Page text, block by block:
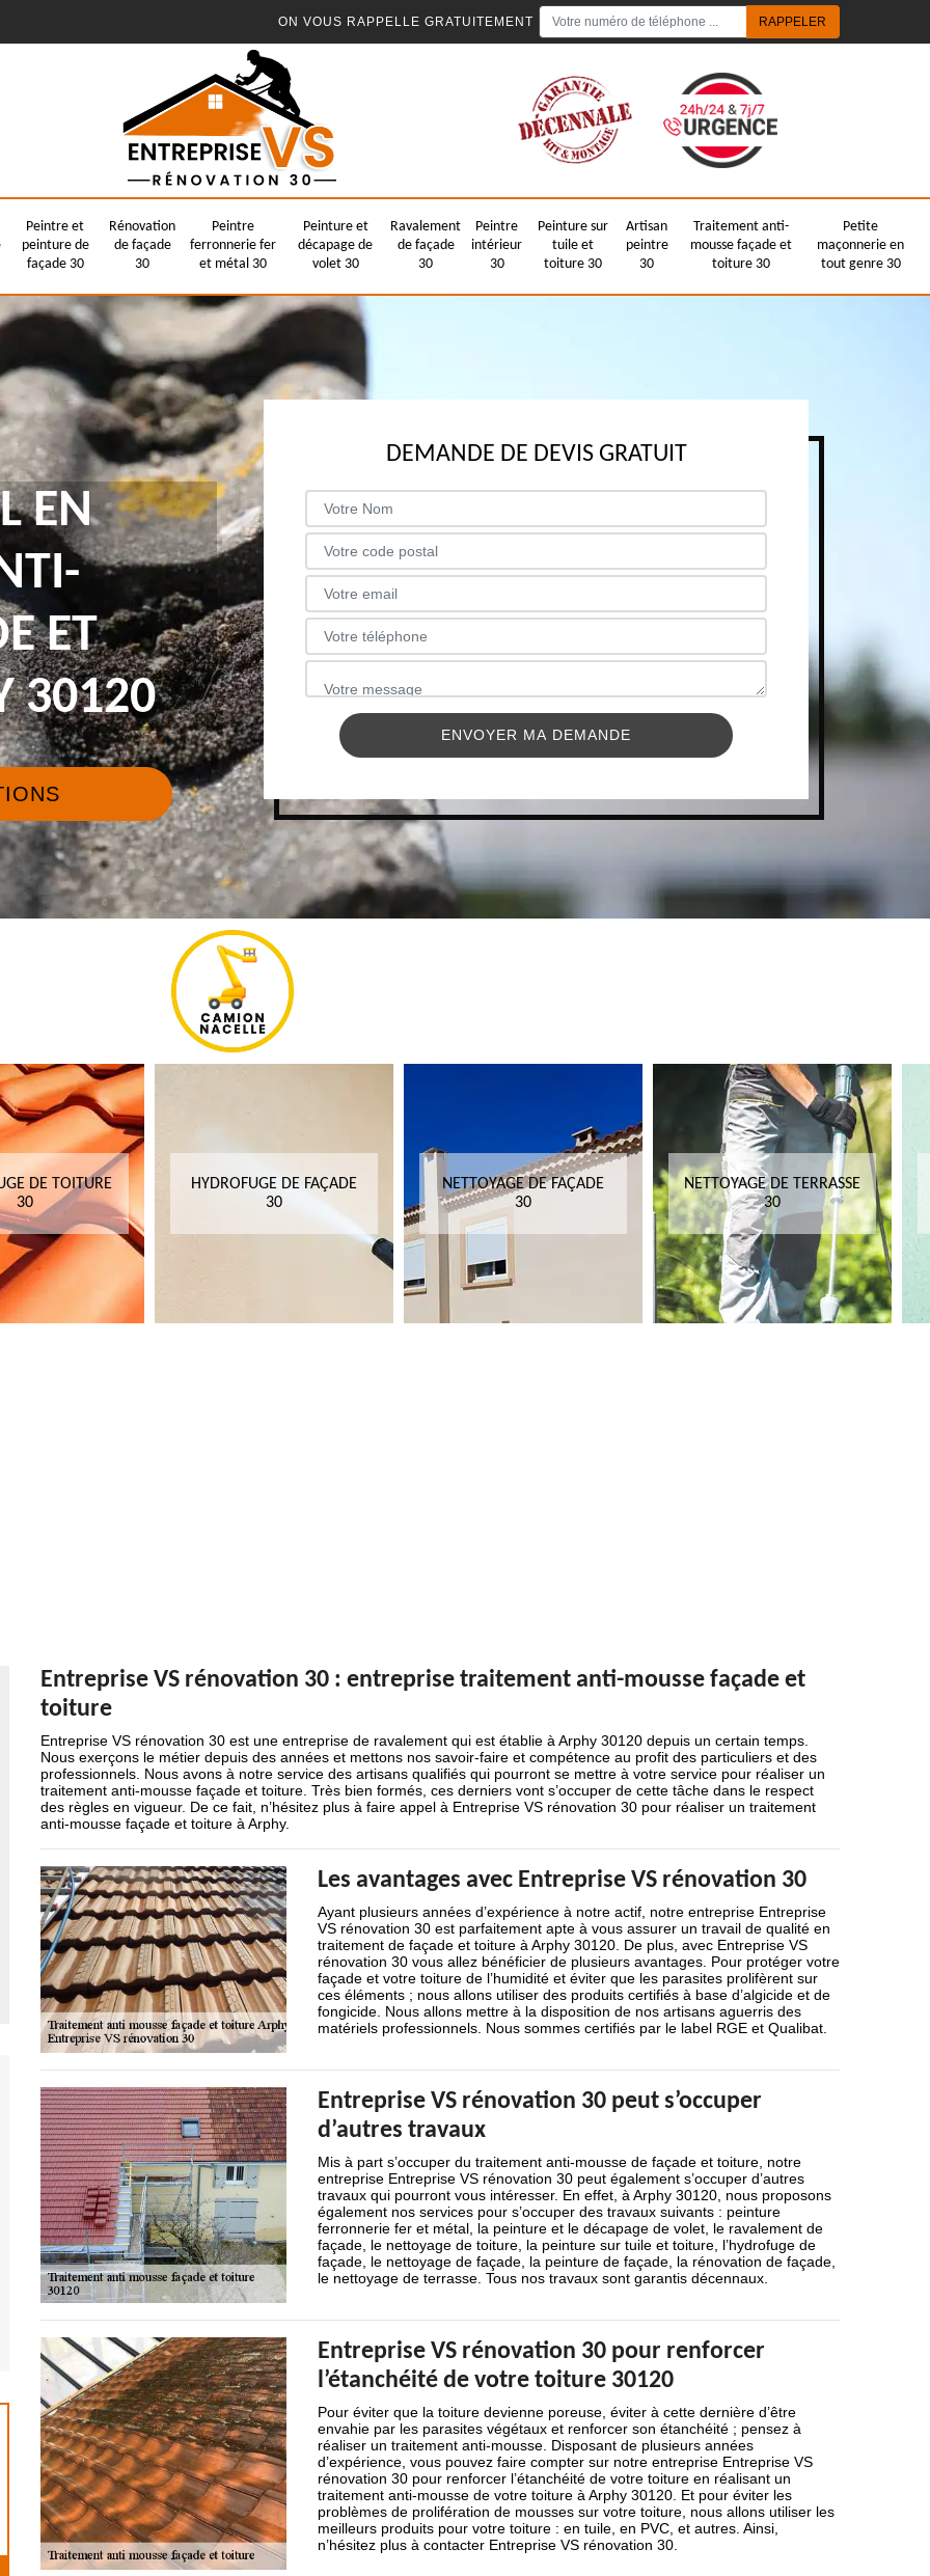
ON VOUS RAPPELLE GRATUITEMENT
Peintre et
peinture de
façade 30
Rénovation
de façade
30
Peintre
ferronnerie fer
et métal 30
Peinture et
décapage de
volet 30
Ravalement
de façade
30
Peintre
intérieur
30
Peinture sur
tuile et
toiture 30
Artisan
peintre
30
Traitement anti-
mousse façade et
toiture 30
Petite
maçonnerie en
tout genre 30
EN
ET
30120
DEMANDE DE DEVIS GRATUIT
DE TOITURE
30
HYDROFUGE DE FAÇADE
30
NETTOYAGE DE FAÇADE
30
NETTOYAGE DE TERRASSE
30
Entreprise VS rénovation 30 : entreprise traitement anti-mousse façade et
toiture
Entreprise VS rénovation 30 est une entreprise de ravalement qui est établie à Arphy 30120 depuis un certain temps.
Nous exerçons le métier depuis des années et mettons nos savoir-faire et compétence au profit des particuliers et des
professionnels. Nous avons à notre service des artisans qualifiés qui pourront se mettre à votre service pour réaliser un
traitement anti-mousse façade et toiture. Très bien formés, ces derniers vont s’occuper de cette tâche dans le respect
des règles en vigueur. De ce fait, n’hésitez plus à faire appel à Entreprise VS rénovation 30 pour réaliser un traitement
anti-mousse façade et toiture à Arphy.
Les avantages avec Entreprise VS rénovation 30
Ayant plusieurs années d’expérience à notre actif, notre entreprise Entreprise
VS rénovation 30 est parfaitement apte à vous assurer un travail de qualité en
traitement de façade et toiture à Arphy 30120. De plus, avec Entreprise VS
rénovation 30 vous allez bénéficier de plusieurs avantages. Pour protéger votre
façade et votre toiture de l’humidité et éviter que les parasites prolifèrent sur
ces éléments ; nous allons utiliser des produits certifiés à base d’algicide et de
fongicide. Nous allons mettre à la disposition de nos artisans aguerris des
matériels professionnels. Nous sommes certifiés par le label RGE et Qualibat.
Entreprise VS rénovation 30 peut s’occuper
d’autres travaux
Mis à part s’occuper du traitement anti-mousse de façade et toiture, notre
entreprise Entreprise VS rénovation 30 peut également s’occuper d’autres
travaux qui pourront vous intéresser. En effet, à Arphy 30120, nous proposons
également nos services pour s’occuper des travaux suivants : peinture
ferronnerie fer et métal, la peinture et le décapage de volet, le ravalement de
façade, le nettoyage de toiture, la peinture sur tuile et toiture, l’hydrofuge de
façade, le nettoyage de façade, la peinture de façade, la rénovation de façade,
le nettoyage de terrasse. Tous nos travaux sont garantis décennaux.
Entreprise VS rénovation 30 pour renforcer
l’étanchéité de votre toiture 30120
Pour éviter que la toiture devienne poreuse, éviter à cette dernière d’être
envahie par les parasites végétaux et renforcer son étanchéité ; pensez à
réaliser un traitement anti-mousse. Disposant de plusieurs années
d’expérience, vous pouvez faire compter sur notre entreprise Entreprise VS
rénovation 30 pour renforcer l’étanchéité de votre toiture en réalisant un
traitement anti-mousse de votre toiture à Arphy 30120. Et pour éviter les
problèmes de prolifération de mousses sur votre toiture, nous allons utiliser les
meilleurs produits pour votre toiture : en tuile, en PVC, et autres. Ainsi,
n’hésitez plus à contacter Entreprise VS rénovation 30.